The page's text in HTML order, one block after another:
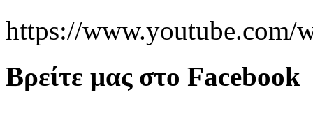
https://
Βρείτε μας στο Facebook